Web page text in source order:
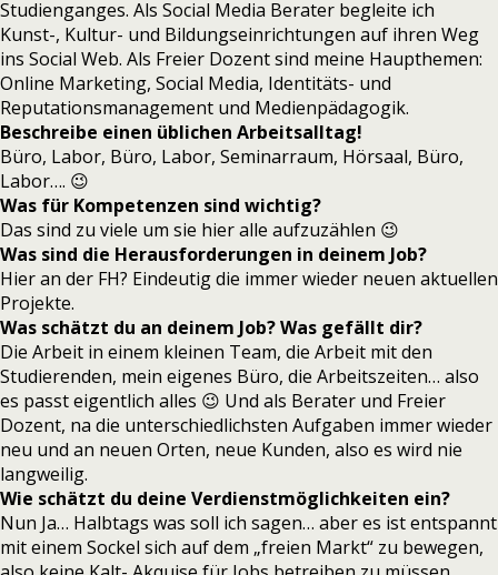
Studienganges. Als Social Media Berater begleite ich
Kunst-, Kultur- und Bildungseinrichtungen auf ihren Weg
ins Social Web. Als Freier Dozent sind meine Haupthemen:
Online Marketing, Social Media, Identitäts- und
Reputationsmanagement und Medienpädagogik.
Beschreibe einen üblichen Arbeitsalltag!
Büro, Labor, Büro, Labor, Seminarraum, Hörsaal, Büro,
Labor…. 😉
Was für Kompetenzen sind wichtig?
Das sind zu viele um sie hier alle aufzuzählen 😉
Was sind die Herausforderungen in deinem Job?
Hier an der FH? Eindeutig die immer wieder neuen aktuellen
Projekte.
Was schätzt du an deinem Job? Was gefällt dir?
Die Arbeit in einem kleinen Team, die Arbeit mit den
Studierenden, mein eigenes Büro, die Arbeitszeiten… also
es passt eigentlich alles 😉 Und als Berater und Freier
Dozent, na die unterschiedlichsten Aufgaben immer wieder
neu und an neuen Orten, neue Kunden, also es wird nie
langweilig.
Wie schätzt du deine Verdienstmöglichkeiten ein?
Nun Ja… Halbtags was soll ich sagen… aber es ist entspannt
mit einem Sockel sich auf dem „freien Markt“ zu bewegen,